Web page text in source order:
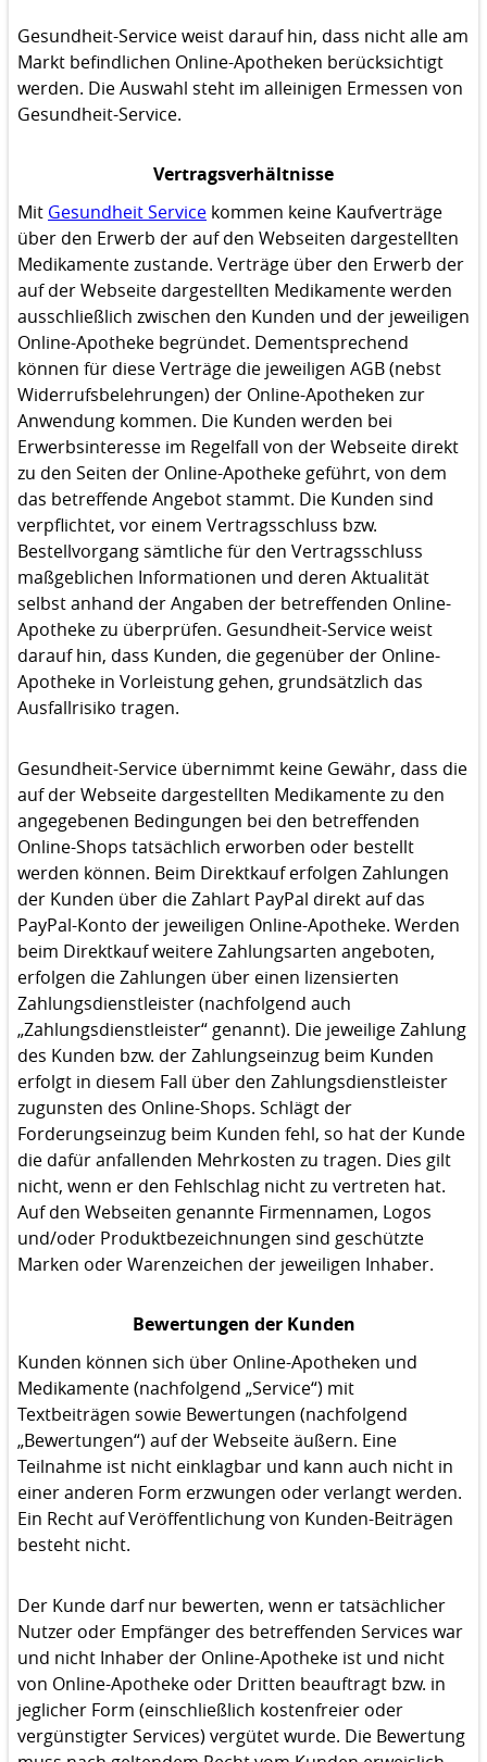
Gesundheit-Service weist darauf hin, dass nicht alle am
Markt befindlichen Online-Apotheken berücksichtigt
werden. Die Auswahl steht im alleinigen Ermessen von
Gesundheit-Service.
Vertragsverhältnisse
Mit Gesundheit Service kommen keine Kaufverträge
über den Erwerb der auf den Webseiten dargestellten
Medikamente zustande. Verträge über den Erwerb der
auf der Webseite dargestellten Medikamente werden
ausschließlich zwischen den Kunden und der jeweiligen
Online-Apotheke begründet. Dementsprechend
können für diese Verträge die jeweiligen AGB (nebst
Widerrufsbelehrungen) der Online-Apotheken zur
Anwendung kommen. Die Kunden werden bei
Erwerbsinteresse im Regelfall von der Webseite direkt
zu den Seiten der Online-Apotheke geführt, von dem
das betreffende Angebot stammt. Die Kunden sind
verpflichtet, vor einem Vertragsschluss bzw.
Bestellvorgang sämtliche für den Vertragsschluss
maßgeblichen Informationen und deren Aktualität
selbst anhand der Angaben der betreffenden Online-
Apotheke zu überprüfen. Gesundheit-Service weist
darauf hin, dass Kunden, die gegenüber der Online-
Apotheke in Vorleistung gehen, grundsätzlich das
Ausfallrisiko tragen.
Gesundheit-Service übernimmt keine Gewähr, dass die
auf der Webseite dargestellten Medikamente zu den
angegebenen Bedingungen bei den betreffenden
Online-Shops tatsächlich erworben oder bestellt
werden können. Beim Direktkauf erfolgen Zahlungen
der Kunden über die Zahlart PayPal direkt auf das
PayPal-Konto der jeweiligen Online-Apotheke. Werden
beim Direktkauf weitere Zahlungsarten angeboten,
erfolgen die Zahlungen über einen lizensierten
Zahlungsdienstleister (nachfolgend auch
„Zahlungsdienstleister“ genannt). Die jeweilige Zahlung
des Kunden bzw. der Zahlungseinzug beim Kunden
erfolgt in diesem Fall über den Zahlungsdienstleister
zugunsten des Online-Shops. Schlägt der
Forderungseinzug beim Kunden fehl, so hat der Kunde
die dafür anfallenden Mehrkosten zu tragen. Dies gilt
nicht, wenn er den Fehlschlag nicht zu vertreten hat.
Auf den Webseiten genannte Firmennamen, Logos
und/oder Produktbezeichnungen sind geschützte
Marken oder Warenzeichen der jeweiligen Inhaber.
Bewertungen der Kunden
Kunden können sich über Online-Apotheken und
Medikamente (nachfolgend „Service“) mit
Textbeiträgen sowie Bewertungen (nachfolgend
„Bewertungen“) auf der Webseite äußern. Eine
Teilnahme ist nicht einklagbar und kann auch nicht in
einer anderen Form erzwungen oder verlangt werden.
Ein Recht auf Veröffentlichung von Kunden-Beiträgen
besteht nicht.
Der Kunde darf nur bewerten, wenn er tatsächlicher
Nutzer oder Empfänger des betreffenden Services war
und nicht Inhaber der Online-Apotheke ist und nicht
von Online-Apotheke oder Dritten beauftragt bzw. in
jeglicher Form (einschließlich kostenfreier oder
vergünstigter Services) vergütet wurde. Die Bewertung